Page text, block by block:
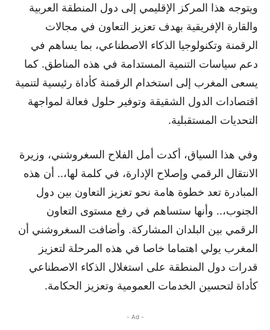
ويتوجه هذا المركز الإقليمي إلى دول المنطقة العربية
والقارة الإفريقية بهدف تعزيز التعاون في مجالات
الرقمنة وتكنولوجيا الذكاء الاصطناعي، بما يساهم في
دعم سياسات التنمية المستدامة في هذه المناطق. كما
يسعى المغرب إلى استخدام الرقمنة كأداة رئيسية لتنمية
اقتصادات الدول الشقيقة وتوفير حلول فعالة لمواجهة
التحديات المستقبلية.
وفي هذا السياق، أكدت أمل الفلاح السغروشني، وزيرة
الانتقال الرقمي وإصلاح الإدارة، في كلمة لها،.. أن هذه
المبادرة تعد خطوة هامة نحو تعزيز التعاون بين دول
الجنوب،.. وأنها ستساهم في رفع مستوى التعاون
الرقمي بين البلدان المشاركة. وأضافت السغروشني أن
المغرب يولي اهتماما خاصا في هذه المرحلة لتعزيز
قدرات دول المنطقة على استغلال الذكاء الاصطناعي
كأداة لتحسين الخدمات العمومية وتعزيز الحكامة.
- Ad -